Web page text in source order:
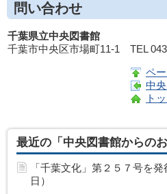
問い合わせ
千葉県立中央図書館
千葉市中央区市場町11-1 TEL
ペ
中
ト
最近の「中央図書館からのお
「千葉文化」第２５７号を
日）